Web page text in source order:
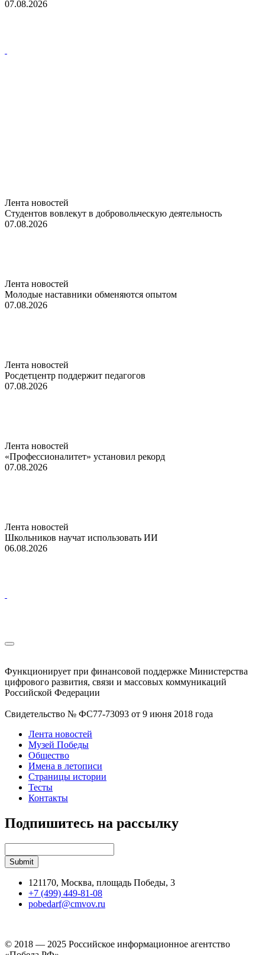
07.08.2026
Лента новостей
Студентов вовлекут в добровольческую деятельность
07.08.2026
Лента новостей
Молодые наставники обменяются опытом
07.08.2026
Лента новостей
Росдетцентр поддержит педагогов
07.08.2026
Лента новостей
«Профессионалитет» установил рекорд
07.08.2026
Лента новостей
Школьников научат использовать ИИ
06.08.2026
Функционирует при финансовой поддержке Министерства
цифрового развития, связи и массовых коммуникаций
Российской Федерации
Свидетельство № ФС77-73093 от 9 июня 2018 года
Лента новостей
Музей Победы
Общество
Имена в летописи
Страницы истории
Тесты
Контакты
Подпишитесь на рассылку
121170, Москва, площадь Победы, 3
+7 (499) 449-81-08
pobedarf@cmvov.ru
© 2018 — 2025 Российское информационное агентство